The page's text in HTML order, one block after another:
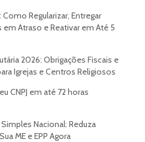
Como Regularizar, Entregar
em Atraso e Reativar em Até 5
2026: Obrigações Fiscais e
Igrejas e Centros Religiosos
CNPJ em até 72 horas
Nacional: Reduza
ME e EPP Agora